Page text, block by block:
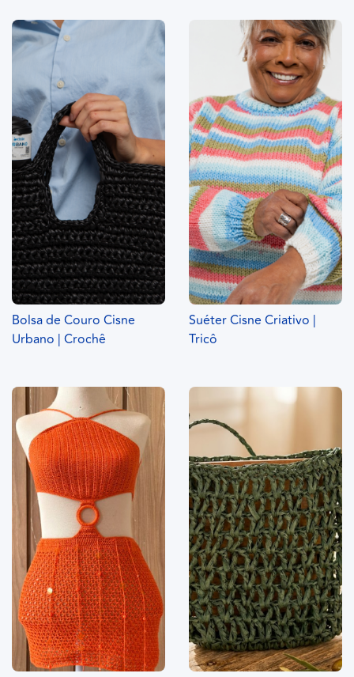
Bolsa de Couro Cisne
Urbano | Crochê
Suéter Cisne Criativo |
Tricô